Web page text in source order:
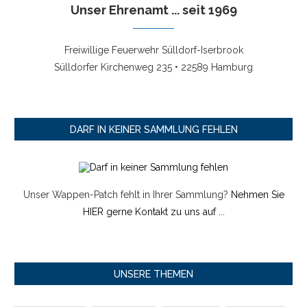
Unser Ehrenamt ... seit 1969
Freiwillige Feuerwehr Sülldorf-Iserbrook
Sülldorfer Kirchenweg 235 • 22589 Hamburg
DARF IN KEINER SAMMLUNG FEHLEN
Unser Wappen-Patch fehlt in Ihrer Sammlung? Nehmen Sie
HIER gerne Kontakt zu uns auf ...
UNSERE THEMEN